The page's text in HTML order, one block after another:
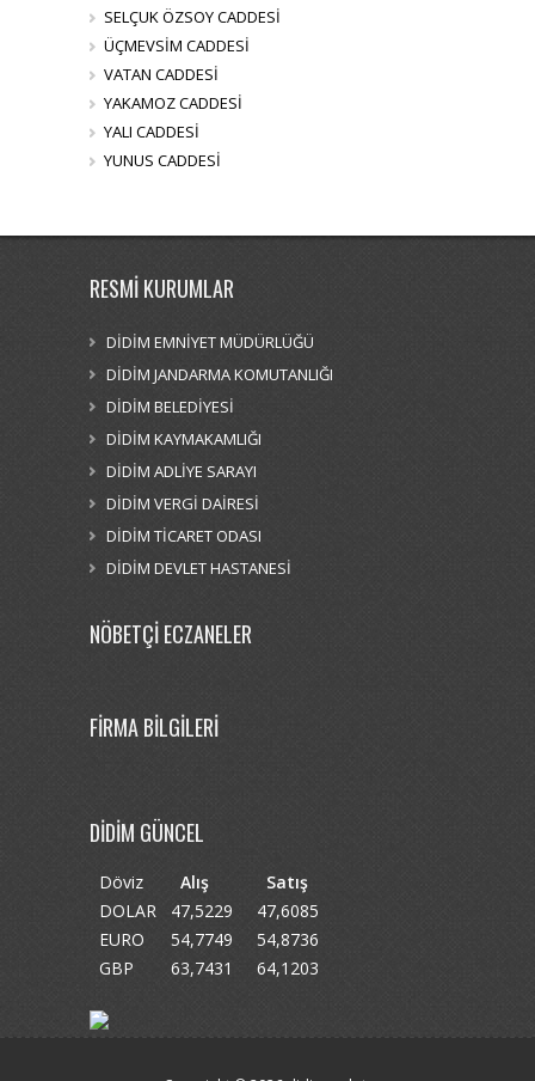
SELÇUK ÖZSOY CADDESİ
ÜÇMEVSİM CADDESİ
VATAN CADDESİ
YAKAMOZ CADDESİ
YALI CADDESİ
YUNUS CADDESİ
RESMİ KURUMLAR
DİDİM EMNİYET MÜDÜRLÜĞÜ
DİDİM JANDARMA KOMUTANLIĞI
DİDİM BELEDİYESİ
DİDİM KAYMAKAMLIĞI
DİDİM ADLİYE SARAYI
DİDİM VERGİ DAİRESİ
DİDİM TİCARET ODASI
DİDİM DEVLET HASTANESİ
NÖBETÇİ ECZANELER
FİRMA BİLGİLERİ
DİDİM GÜNCEL
Döviz Alış
Satış
DOLAR
47,5229
47,6085
EURO
54,7749
54,8736
GBP
63,7431 64,1203